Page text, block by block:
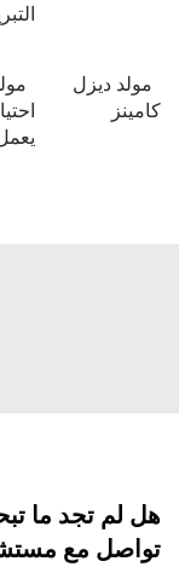
مولد ديزل
كامينز
هل لم تجد ما
تواصل مع